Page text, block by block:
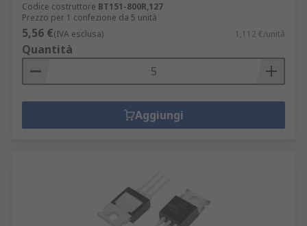
Codice costruttore BT151-800R,127
Prezzo per 1 confezione da 5 unità
5,56 €(IVA esclusa) 1,112 €/unità
Quantità
Aggiungi